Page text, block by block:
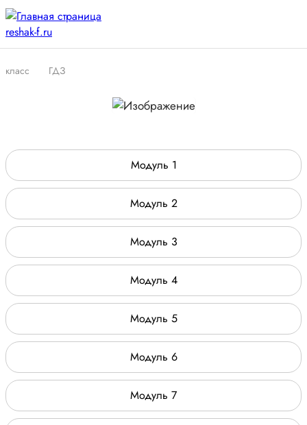
класс ГДЗ
Модуль 1
Модуль 2
Модуль 3
Модуль 4
Модуль 5
Модуль 6
Модуль 7